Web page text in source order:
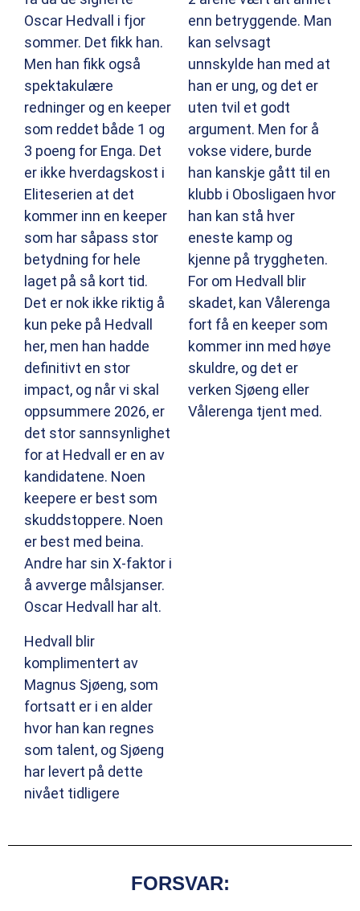
Oscar Hedvall i fjor
sommer. Det fikk han.
Men han fikk også
spektakulære
redninger og en keeper
som reddet både 1 og
3 poeng for Enga. Det
er ikke hverdagskost i
Eliteserien at det
kommer inn en keeper
som har såpass stor
betydning for hele
laget på så kort tid.
Det er nok ikke riktig å
kun peke på Hedvall
her, men han hadde
definitivt en stor
impact, og når vi skal
oppsummere 2026, er
det stor sannsynlighet
for at Hedvall er en av
kandidatene. Noen
keepere er best som
skuddstoppere. Noen
er best med beina.
Andre har sin X-faktor i
å avverge målsjanser.
Oscar Hedvall har alt.
Hedvall blir
komplimentert av
Magnus Sjøeng, som
fortsatt er i en alder
hvor han kan regnes
som talent, og Sjøeng
har levert på dette
nivået tidligere
enn betryggende. Man
kan selvsagt
unnskylde han med at
han er ung, og det er
uten tvil et godt
argument. Men for å
vokse videre, burde
han kanskje gått til en
klubb i Obosligaen hvor
han kan stå hver
eneste kamp og
kjenne på tryggheten.
For om Hedvall blir
skadet, kan Vålerenga
fort få en keeper som
kommer inn med høye
skuldre, og det er
verken Sjøeng eller
Vålerenga tjent med.
FORSVAR: